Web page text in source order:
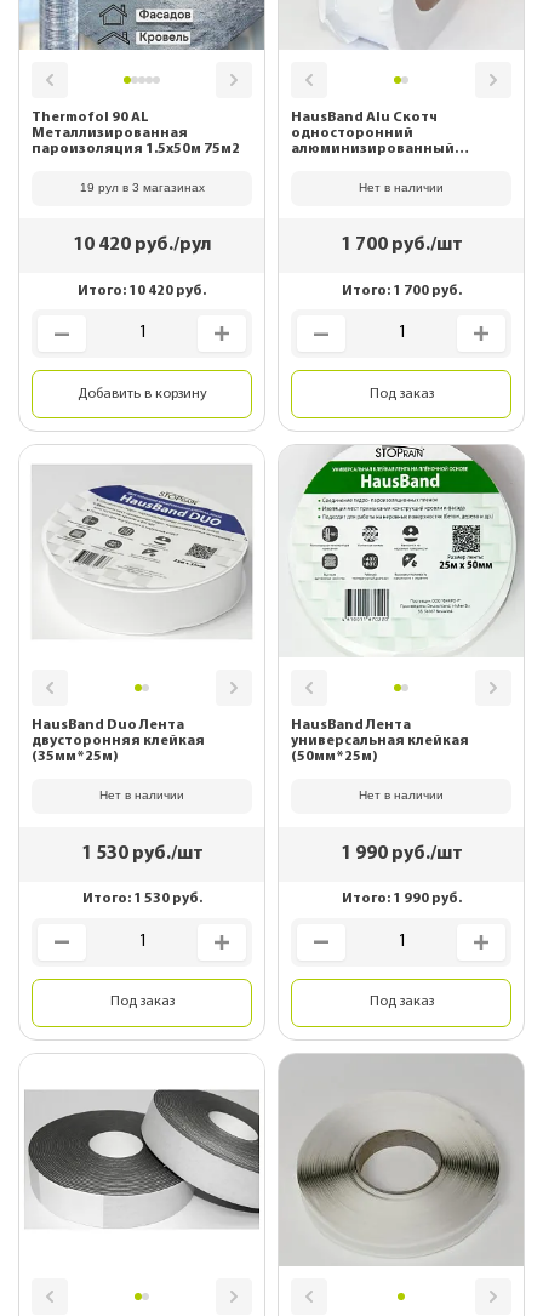
Thermofol 90 AL
Металлизированная
пароизоляция 1.5x50м 75м2
19 рул в 3 магазинах
10 420 руб./рул
Итого: 10 420 руб.
Добавить в корзину
HausBand Alu Скотч
односторонний
алюминизированный
Нет в наличии
1 700руб./шт
Итого: 1 700руб.
Под заказ
HausBand Duo Лента
двусторонняя клейкая
(35мм*25м)
Нет в наличии
1 530руб./шт
Итого: 1 530руб.
Под заказ
HausBand Лента
универсальная клейкая
(50мм*25м)
Нет в наличии
1 990руб./шт
Итого: 1 990руб.
Под заказ